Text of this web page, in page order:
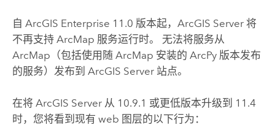
自 ArcGIS Enterprise 11.0 版本起， ArcGIS Server将
不再支持 ArcMap 服务运行时。 无法将服务从
ArcMap （包括使用随 ArcMap 安装的 ArcPy版本发布
的服务）发布到 ArcGIS Server站点。
在将 ArcGIS Server从 10.9.1 或更低版本升级到 11.4
时，您将看到现有 web 图层的以下行为：